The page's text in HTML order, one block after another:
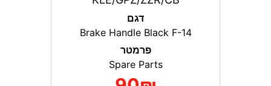
דגם
Brake Handle Black F-14
פרמטר
Spare Parts